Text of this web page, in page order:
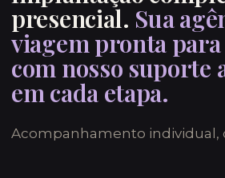
presencial. Sua
viagem pronta
com nosso suporte
em cada etapa.
Acompanhamento individual,